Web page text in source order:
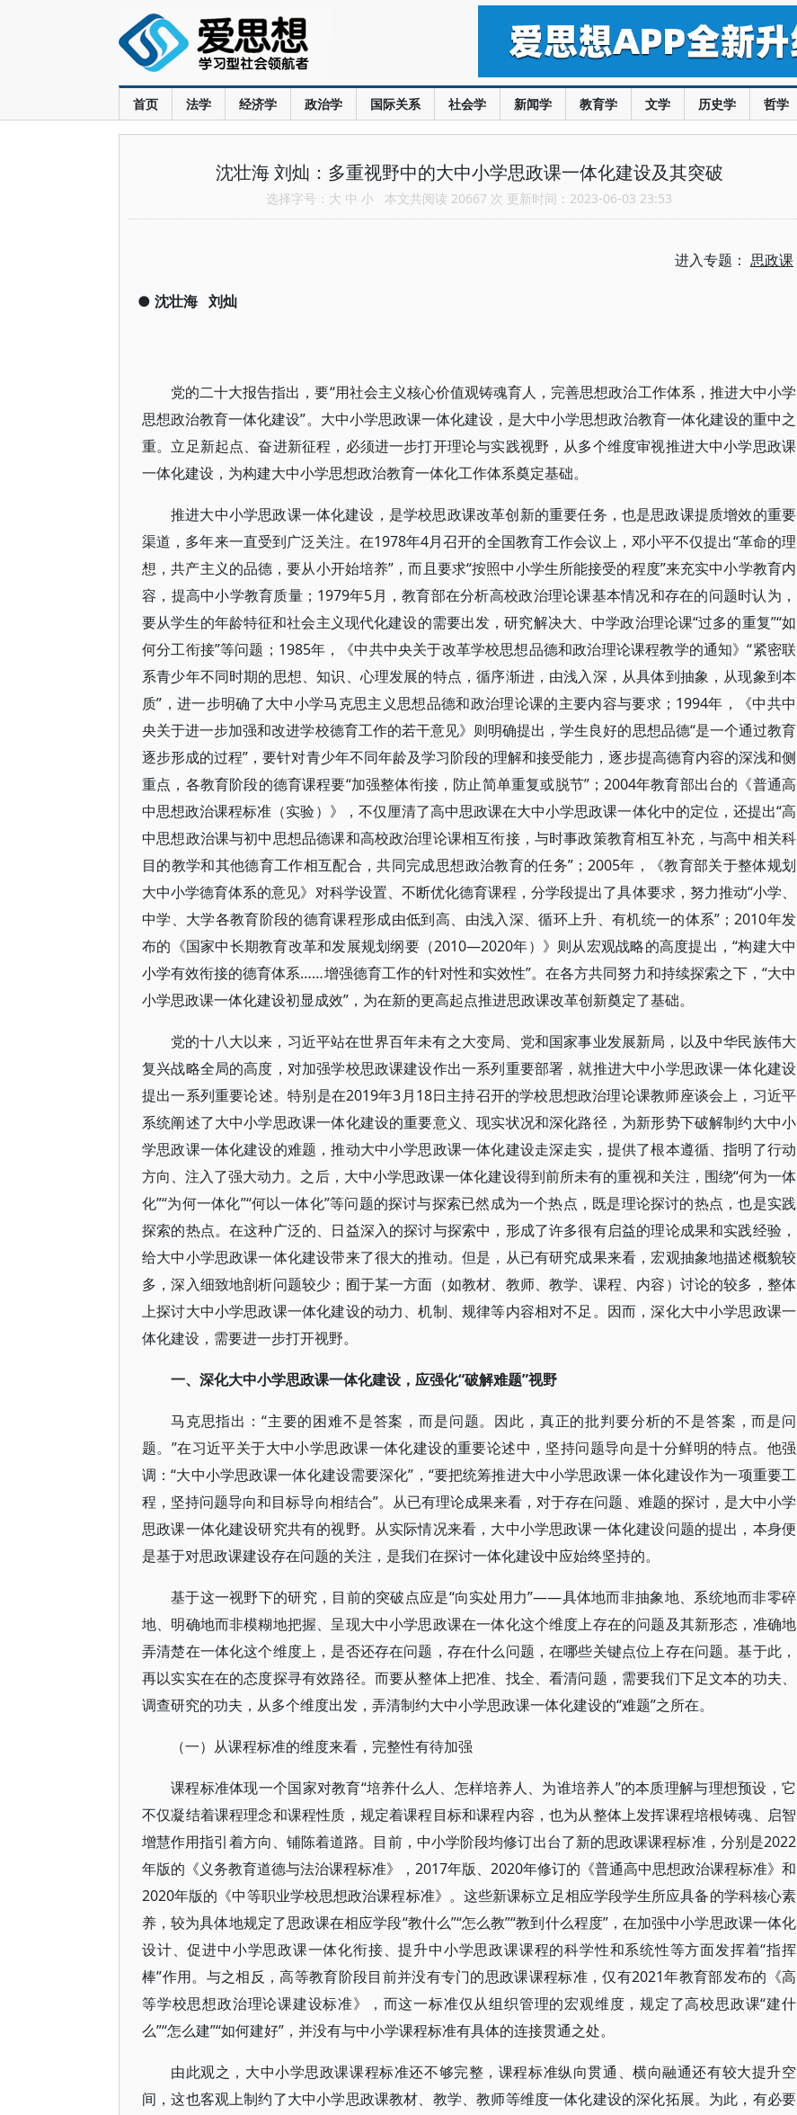
首页 法学 经济学 政治学 国际关系 社会学 新闻学 教育学 文学 历史学 哲学
沈壮海 刘灿：多重视野中的大中小学思政课一体化建设及其突破
选择字号： 大 中 小 本文共阅读 20667 次 更新时间：2023-06-03 23:53
进入专题： 思政课
● 沈壮海 刘灿
党的二十大报告指出，要“用社会主义核心价值观铸魂育人，完善思想政治工作体系，推进大中小学
思想政治教育一体化建设”。大中小学思政课一体化建设，是大中小学思想政治教育一体化建设的重中之
重。立足新起点、奋进新征程，必须进一步打开理论与实践视野，从多个维度审视推进大中小学思政课
一体化建设，为构建大中小学思想政治教育一体化工作体系奠定基础。
推进大中小学思政课一体化建设，是学校思政课改革创新的重要任务，也是思政课提质增效的重要
渠道，多年来一直受到广泛关注。在1978年4月召开的全国教育工作会议上，邓小平不仅提出“革命的理
想，共产主义的品德，要从小开始培养”，而且要求“按照中小学生所能接受的程度”来充实中小学教育内
容，提高中小学教育质量；1979年5月，教育部在分析高校政治理论课基本情况和存在的问题时认为，
要从学生的年龄特征和社会主义现代化建设的需要出发，研究解决大、中学政治理论课“过多的重复”“如
何分工衔接”等问题；1985年，《中共中央关于改革学校思想品德和政治理论课程教学的通知》“紧密联
系青少年不同时期的思想、知识、心理发展的特点，循序渐进，由浅入深，从具体到抽象，从现象到本
质”，进一步明确了大中小学马克思主义思想品德和政治理论课的主要内容与要求；1994年，《中共中
央关于进一步加强和改进学校德育工作的若干意见》则明确提出，学生良好的思想品德“是一个通过教育
逐步形成的过程”，要针对青少年不同年龄及学习阶段的理解和接受能力，逐步提高德育内容的深浅和侧
重点，各教育阶段的德育课程要“加强整体衔接，防止简单重复或脱节”；2004年教育部出台的《普通高
中思想政治课程标准（实验）》，不仅厘清了高中思政课在大中小学思政课一体化中的定位，还提出“高
中思想政治课与初中思想品德课和高校政治理论课相互衔接，与时事政策教育相互补充，与高中相关科
目的教学和其他德育工作相互配合，共同完成思想政治教育的任务”；2005年，《教育部关于整体规划
大中小学德育体系的意见》对科学设置、不断优化德育课程，分学段提出了具体要求，努力推动“小学、
中学、大学各教育阶段的德育课程形成由低到高、由浅入深、循环上升、有机统一的体系”；2010年发
布的《国家中长期教育改革和发展规划纲要（2010—2020年）》则从宏观战略的高度提出，“构建大中
小学有效衔接的德育体系……增强德育工作的针对性和实效性”。在各方共同努力和持续探索之下，“大中
小学思政课一体化建设初显成效”，为在新的更高起点推进思政课改革创新奠定了基础。
党的十八大以来，习近平站在世界百年未有之大变局、党和国家事业发展新局，以及中华民族伟大
复兴战略全局的高度，对加强学校思政课建设作出一系列重要部署，就推进大中小学思政课一体化建设
提出一系列重要论述。特别是在2019年3月18日主持召开的学校思想政治理论课教师座谈会上，习近平
系统阐述了大中小学思政课一体化建设的重要意义、现实状况和深化路径，为新形势下破解制约大中小
学思政课一体化建设的难题，推动大中小学思政课一体化建设走深走实，提供了根本遵循、指明了行动
方向、注入了强大动力。之后，大中小学思政课一体化建设得到前所未有的重视和关注，围绕“何为一体
化”“为何一体化”“何以一体化”等问题的探讨与探索已然成为一个热点，既是理论探讨的热点，也是实践
探索的热点。在这种广泛的、日益深入的探讨与探索中，形成了许多很有启益的理论成果和实践经验，
给大中小学思政课一体化建设带来了很大的推动。但是，从已有研究成果来看，宏观抽象地描述概貌较
多，深入细致地剖析问题较少；囿于某一方面（如教材、教师、教学、课程、内容）讨论的较多，整体
上探讨大中小学思政课一体化建设的动力、机制、规律等内容相对不足。因而，深化大中小学思政课一
体化建设，需要进一步打开视野。
一、深化大中小学思政课一体化建设，应强化“破解难题”视野
马克思指出：“主要的困难不是答案，而是问题。因此，真正的批判要分析的不是答案，而是问
题。”在习近平关于大中小学思政课一体化建设的重要论述中，坚持问题导向是十分鲜明的特点。他强
调：“大中小学思政课一体化建设需要深化”，“要把统筹推进大中小学思政课一体化建设作为一项重要工
程，坚持问题导向和目标导向相结合”。从已有理论成果来看，对于存在问题、难题的探讨，是大中小学
思政课一体化建设研究共有的视野。从实际情况来看，大中小学思政课一体化建设问题的提出，本身便
是基于对思政课建设存在问题的关注，是我们在探讨一体化建设中应始终坚持的。
基于这一视野下的研究，目前的突破点应是“向实处用力”——具体地而非抽象地、系统地而非零碎
地、明确地而非模糊地把握、呈现大中小学思政课在一体化这个维度上存在的问题及其新形态，准确地
弄清楚在一体化这个维度上，是否还存在问题，存在什么问题，在哪些关键点位上存在问题。基于此，
再以实实在在的态度探寻有效路径。而要从整体上把准、找全、看清问题，需要我们下足文本的功夫、
调查研究的功夫，从多个维度出发，弄清制约大中小学思政课一体化建设的“难题”之所在。
（一）从课程标准的维度来看，完整性有待加强
课程标准体现一个国家对教育“培养什么人、怎样培养人、为谁培养人”的本质理解与理想预设，它
不仅凝结着课程理念和课程性质，规定着课程目标和课程内容，也为从整体上发挥课程培根铸魂、启智
增慧作用指引着方向、铺陈着道路。目前，中小学阶段均修订出台了新的思政课课程标准，分别是2022
年版的《义务教育道德与法治课程标准》，2017年版、2020年修订的《普通高中思想政治课程标准》和
2020年版的《中等职业学校思想政治课程标准》。这些新课标立足相应学段学生所应具备的学科核心素
养，较为具体地规定了思政课在相应学段“教什么”“怎么教”“教到什么程度”，在加强中小学思政课一体化
设计、促进中小学思政课一体化衔接、提升中小学思政课课程的科学性和系统性等方面发挥着“指挥
棒”作用。与之相反，高等教育阶段目前并没有专门的思政课课程标准，仅有2021年教育部发布的《高
等学校思想政治理论课建设标准》，而这一标准仅从组织管理的宏观维度，规定了高校思政课“建什
么”“怎么建”“如何建好”，并没有与中小学课程标准有具体的连接贯通之处。
由此观之，大中小学思政课课程标准还不够完整，课程标准纵向贯通、横向融通还有较大提升空
间，这也客观上制约了大中小学思政课教材、教学、教师等维度一体化建设的深化拓展。为此，有必要